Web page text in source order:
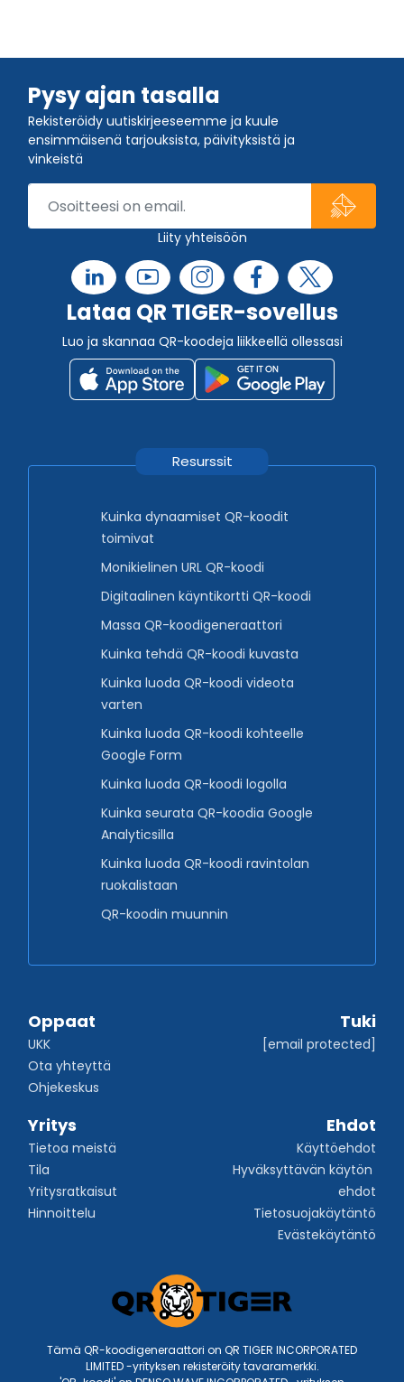
Pysy ajan tasalla
Rekisteröidy uutiskirjeeseemme ja kuule
ensimmäisenä tarjouksista, päivityksistä ja
vinkeistä
Liity yhteisöön
Lataa QR TIGER-sovellus
Luo ja skannaa QR-koodeja liikkeellä ollessasi
Resurssit
Kuinka dynaamiset QR-koodit
toimivat
Monikielinen URL QR-koodi
Digitaalinen käyntikortti QR-koodi
Massa QR-koodigeneraattori
Kuinka tehdä QR-koodi kuvasta
Kuinka luoda QR-koodi videota
varten
Kuinka luoda QR-koodi kohteelle
Google Form
Kuinka luoda QR-koodi logolla
Kuinka seurata QR-koodia Google
Analyticsilla
Kuinka luoda QR-koodi ravintolan
ruokalistaan
QR-koodin muunnin
Oppaat
UKK
Ota yhteyttä
Ohjekeskus
Tuki
[email protected]
Yritys
Tietoa meistä
Tila
Yritysratkaisut
Hinnoittelu
Ehdot
Käyttöehdot
Hyväksyttävän käytön
ehdot
Tietosuojakäytäntö
Evästekäytäntö
Tämä QR-koodigeneraattori on QR TIGER INCORPORATED
LIMITED -yrityksen rekisteröity tavaramerkki.